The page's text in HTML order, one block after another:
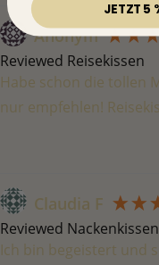
Anonym
Reviewed Reisekissen
Habe schon die tollen
nur empfehlen!
Claudia F
Reviewed Nackenkissen
JETZT 5